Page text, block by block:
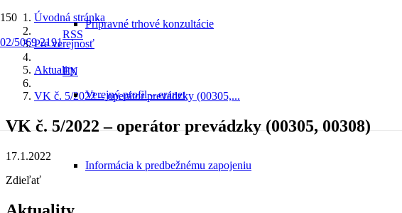
02/5069 2191
RSS
EN
Prípravné trhové konzultácie
Verejný profil – eranet
Informácia k predbežnému zapojeniu
Úvodná stránka
Pre verejnosť
Aktuality
VK č. 5/2022 – operátor prevádzky (00305,...
VK č. 5/2022 – operátor prevádzky (00305, 00308)
17.1.2022
Zdieľať